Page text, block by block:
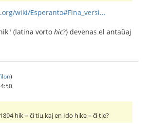
wiki/Esperanto#Fina_versi...
(latina vorto hic?) devenas el antaŭaj
)
hik = ĉi tiu kaj en Ido hike = ĉi tie?